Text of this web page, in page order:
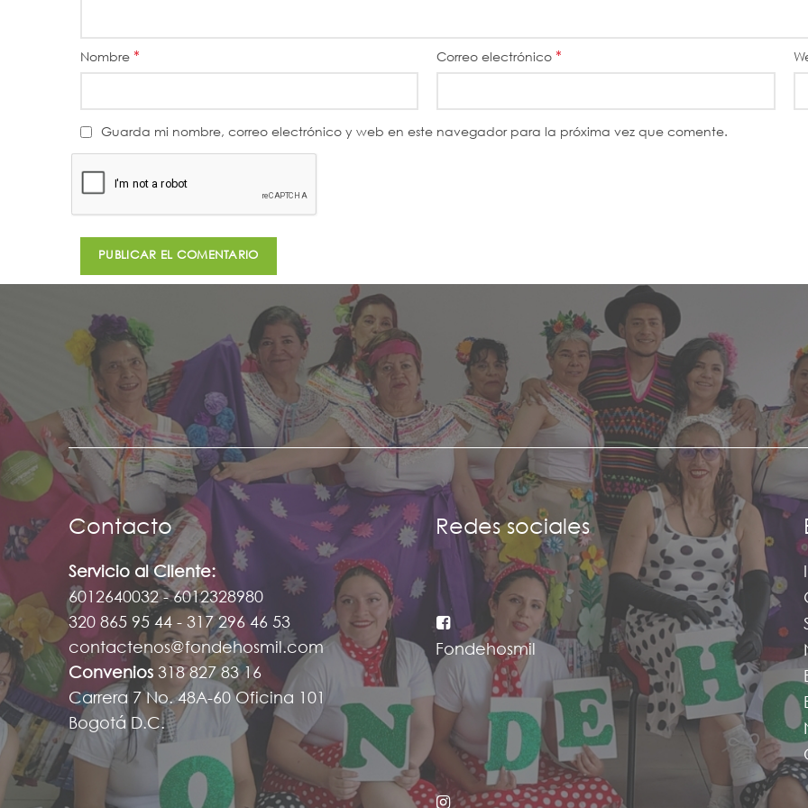
Nombre * Correo electrónico*
Guarda mi nombre, correo electrónico y web en este navegador para la próxima vez que comente.
Contacto
Servicio al Cliente:
6012640032 - 6012328980
320 865 95 44 - 317 296 46 53
contactenos@fondehosmil.com
Convenios 318 827 83 16
Carrera 7 No. 48A-60 Oficina 101
Bogotá D.C.
Redes sociales
Fondehosmil